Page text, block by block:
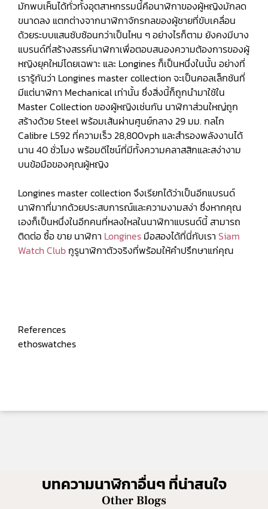
มักพบเห็นได้ทั่วทั้งอุตสาหกรรมนี้คือนาฬิกาของผู้หญิงมักลด
ขนาดลง แตกต่างจากนาฬิกาจักรกลของผู้ชายที่ขับเคลื่อน
ด้วยระบบแสนซับซ้อนกว่าเป็นไหน ๆ อย่างไรก็ตาม ยังคงมีบาง
แบรนด์ที่สร้างสรรค์นาฬิกาเพื่อตอบสนองความต้องการของผู้
หญิงยุคใหม่โดยเฉพาะ และ Longines ก็เป็นหนึ่งในนั้น อย่างที่
เรารู้กันว่า Longines master collection จะเป็นคอลเล็กชันที่
มีแต่นาฬิกา Mechanical เท่านั้น ซึ่งสิ่งนี้ก็ถูกนำมาใช้ใน
Master Collection ของผู้หญิงเช่นกัน นาฬิกาส่วนใหญ่ถูก
สร้างด้วย Steel พร้อมเส้นผ่านศูนย์กลาง 29 มม. กลไก
Calibre L592 ที่ความเร็ว 28,800vph และสำรองพลังงานได้
นาน 40 ชั่วโมง พร้อมดีไซน์ที่มีทั้งความคลาสสิกและสง่างาม
บนข้อมือของคุณผู้หญิง
Longines master collection จึงเรียกได้ว่าเป็นอีกแบรนด์
นาฬิกาที่มากด้วยประสบการณ์และความงามสง่า ซึ่งหากคุณ
เองก็เป็นหนึ่งในอีกคนที่หลงใหลในนาฬิกาแบรนด์นี้ สามารถ
ติดต่อ ซื้อ ขาย นาฬิกา Longines มือสองได้ที่นี่กับเรา Siam
Watch Clubกูรูนาฬิกาตัวจริงที่พร้อมให้คำปรึกษาแก่คุณ
References
ethoswatches
บทความนาฬิกาอื่นๆ ที่น่าสนใจ
Other Blogs